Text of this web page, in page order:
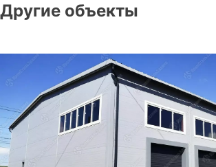
Другие объекты